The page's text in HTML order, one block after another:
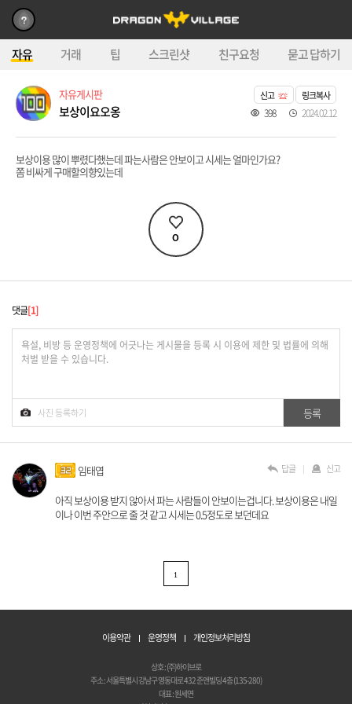
자유 거래 팁 스크린샷 친구요청 묻고 답하기
자유게시판
보상이요오옹
신고 링크복사
398 2024.02.12
보상이용 많이 뿌렸다했는데 파는사람은 안보이고 시세는 얼마인가요?
쫌 비싸게 구매할의향있는데
0
댓글 1
임태엽
아직 보상이용 받지 않아서 파는 사람들이 안보이는겁니다. 보상이용은 내일
이나 이번 주안으로 줄 것 같고 시세는 0.5정도로 보던데요
답글 신고
1
이용약관 운영정책 개인정보처리방침
상호 : (주)하이브로
주소 : 서울특별시 강남구 영동대로 432 준앤빌딩 4층 (135-280)
대표 : 원세연